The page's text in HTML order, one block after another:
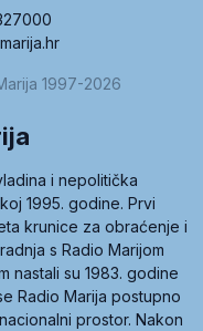
1997-2026
i nepolitička
1995. godine. Prvi
krunice za obraćenje i
s Radio Marijom
nastali su 1983. godine
Radio Marija postupno
prostor. Nakon